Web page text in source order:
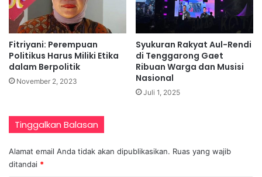
Fitriyani: Perempuan
Politikus Harus Miliki Etika
dalam Berpolitik
November 2, 2023
Syukuran Rakyat Aul-Rendi
di Tenggarong Gaet
Ribuan Warga dan Musisi
Nasional
Juli 1, 2025
Tinggalkan Balasan
Alamat email Anda tidak akan dipublikasikan. Ruas yang wajib
ditandai *